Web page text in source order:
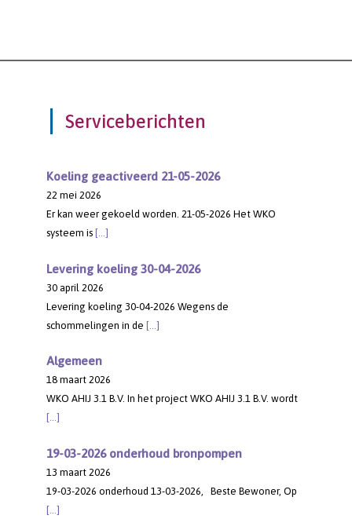
Serviceberichten
Koeling geactiveerd 21-05-2026
22 mei 2026
Er kan weer gekoeld worden. 21-05-2026 Het WKO
systeem is […]
Levering koeling 30-04-2026
30 april 2026
Levering koeling 30-04-2026 Wegens de
schommelingen in de […]
Algemeen
18 maart 2026
WKO AHIJ 3.1 B.V. In het project WKO AHIJ 3.1 B.V. wordt
[…]
19-03-2026 onderhoud bronpompen
13 maart 2026
19-03-2026 onderhoud 13-03-2026, Beste Bewoner, Op
[…]